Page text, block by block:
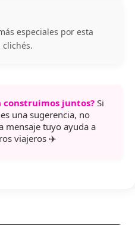
especiales por esta
construimos juntos? Si
una sugerencia, no
mensaje tuyo ayuda a
viajeros ✈️